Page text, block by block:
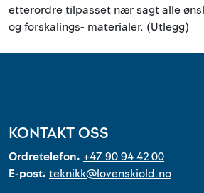
etterordre tilpasset nær sagt alle
og forskalings- materialer. (Utlegg)
KONTAKT OSS
Ordretelefon: +47 90 94 42 00
E-post: teknikk@lovenskiold.no